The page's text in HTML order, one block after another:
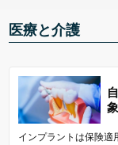
医療と介護
インプラントは保険適